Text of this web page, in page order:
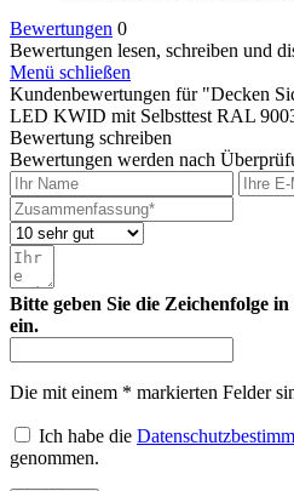
Bewertungen 0
Bewertungen lesen, schreiben und
Menü schließen
Kundenbewertungen für "Decken
LED KWID mit Selbsttest RAL
Bewertung schreiben
Bewertungen werden nach
Bitte geben Sie die Zeichenfolge
ein.
Die mit einem * markierten Felder
Ich habe die
genommen.